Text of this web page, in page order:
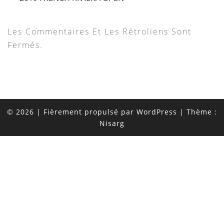
Les Commentaires Et Les Rétroliens Sont
Fermés.
© 2026 | Fièrement propulsé par WordPress | Thème :
Nisarg